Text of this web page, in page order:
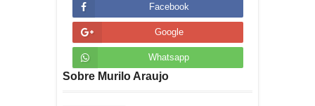
Facebook
Google
Whatsapp
Sobre Murilo Araujo